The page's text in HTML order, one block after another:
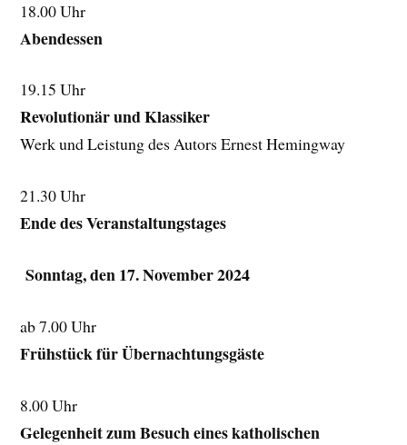
18.00 Uhr
Abendessen
19.15 Uhr
Revolutionär und Klassiker
Werk und Leistung des Autors Ernest Hemingway
21.30 Uhr
Ende des Veranstaltungstages
Sonntag, den 17. November 2024
ab 7.00 Uhr
Frühstück für Übernachtungsgäste
8.00 Uhr
Gelegenheit zum Besuch eines katholischen